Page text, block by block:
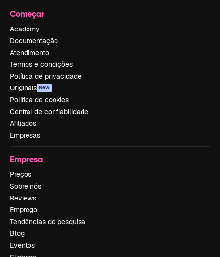
Começar
Academy
Documentação
Atendimento
Termos e condições
Política de privacidade
Originais New
Política de cookies
Central de confiabilidade
Afiliados
Empresas
Empresa
Preços
Sobre nós
Reviews
Emprego
Tendências de pesquisa
Blog
Eventos